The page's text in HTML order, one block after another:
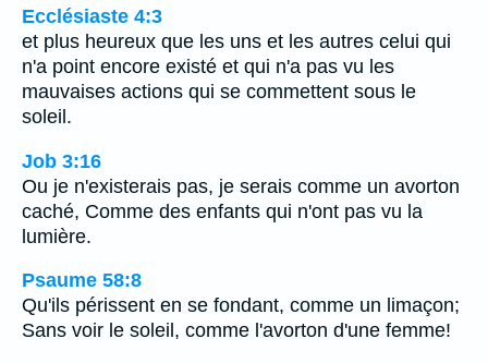
Ecclésiaste 4:3
et plus heureux que les uns et les autres celui qui
n'a point encore existé et qui n'a pas vu les
mauvaises actions qui se commettent sous le
soleil.
Job 3:16
Ou je n'existerais pas, je serais comme un avorton
caché, Comme des enfants qui n'ont pas vu la
lumière.
Psaume 58:8
Qu'ils périssent en se fondant, comme un limaçon;
Sans voir le soleil, comme l'avorton d'une femme!